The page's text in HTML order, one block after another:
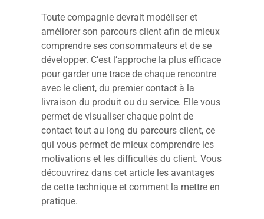
Toute compagnie devrait modéliser et
améliorer son parcours client afin de mieux
comprendre ses consommateurs et de se
développer. C’est l’approche la plus efficace
pour garder une trace de chaque rencontre
avec le client, du premier contact à la
livraison du produit ou du service. Elle vous
permet de visualiser chaque point de
contact tout au long du parcours client, ce
qui vous permet de mieux comprendre les
motivations et les difficultés du client. Vous
découvrirez dans cet article les avantages
de cette technique et comment la mettre en
pratique.